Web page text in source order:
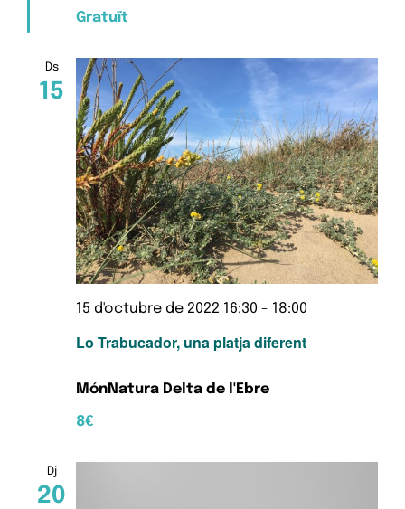
Gratuït
Ds
15
Lo Trabucador, una platja diferent
15 d'octubre de 2022 16:30 - 18:00
MónNatura Delta de l'Ebre
8€
Dj
20